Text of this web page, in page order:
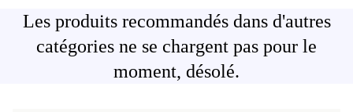
Les produits recommandés dans d'autres
catégories ne se chargent pas pour le
moment, désolé.